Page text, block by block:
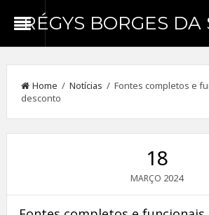
RÉGYS BORGES DA
Home / Notícias / Fontes completos e
desconto
18
MARÇO 2024